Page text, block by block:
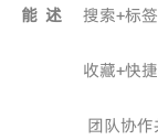
能 述
搜索+标
收藏+快
团队协作